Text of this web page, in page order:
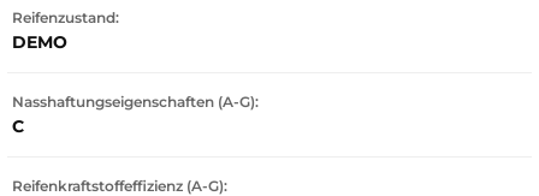
Reifenzustand:
DEMO
Nasshaftungseigenschaften (A-G):
C
Reifenkraftstoffeffizienz (A-G):